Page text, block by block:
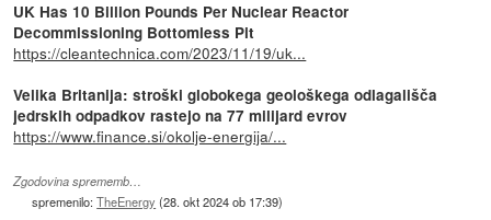
UK Has 10 Billion Pounds Per Nuclear Reactor
Decommissioning Bottomless Pit
https://cleantechnica.com/2023/11/19/uk...
Velika Britanija: stroški globokega geološkega odlagališča
jedrskih odpadkov rastejo na 77 milijard evrov
https://www.finance.si/okolje-energija/...
Zgodovina sprememb…
spremenilo:TheEnergy (28. okt 2024 ob 17:39)